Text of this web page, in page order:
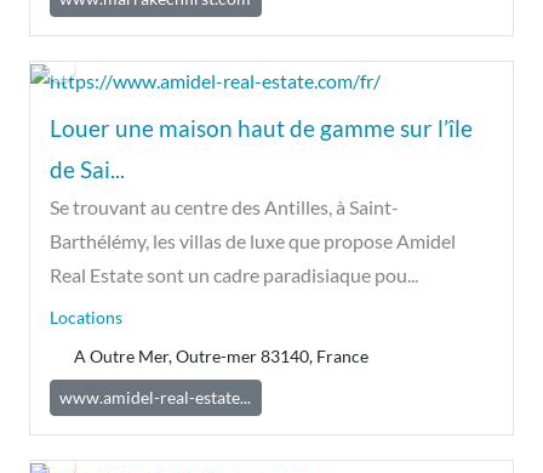
Louer une maison haut de gamme sur l’île
de Sai...
Se trouvant au centre des Antilles, à Saint-
Barthélémy, les villas de luxe que propose Amidel
Real Estate sont un cadre paradisiaque pou...
Locations
A Outre Mer, Outre-mer 83140, France
www.amidel-real-estate...